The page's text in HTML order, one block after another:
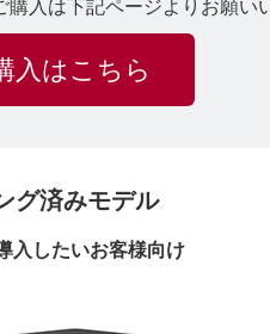
入は下記ページよりお願い
入はこちら
グ済みモデル
入したいお客様向け